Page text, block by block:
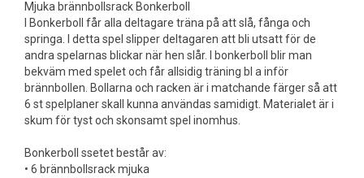
Mjuka brännbollsrack Bonkerboll
I Bonkerboll får alla deltagare träna på att slå, fånga och
springa. I detta spel slipper deltagaren att bli utsatt för de
andra spelarnas blickar när hen slår. I bonkerboll blir man
bekväm med spelet och får allsidig träning bl a inför
brännbollen. Bollarna och racken är i matchande färger så att
6 st spelplaner skall kunna användas samidigt. Materialet är i
skum för tyst och skonsamt spel inomhus.
Bonkerboll ssetet består av:
• 6 brännbollsrack mjuka